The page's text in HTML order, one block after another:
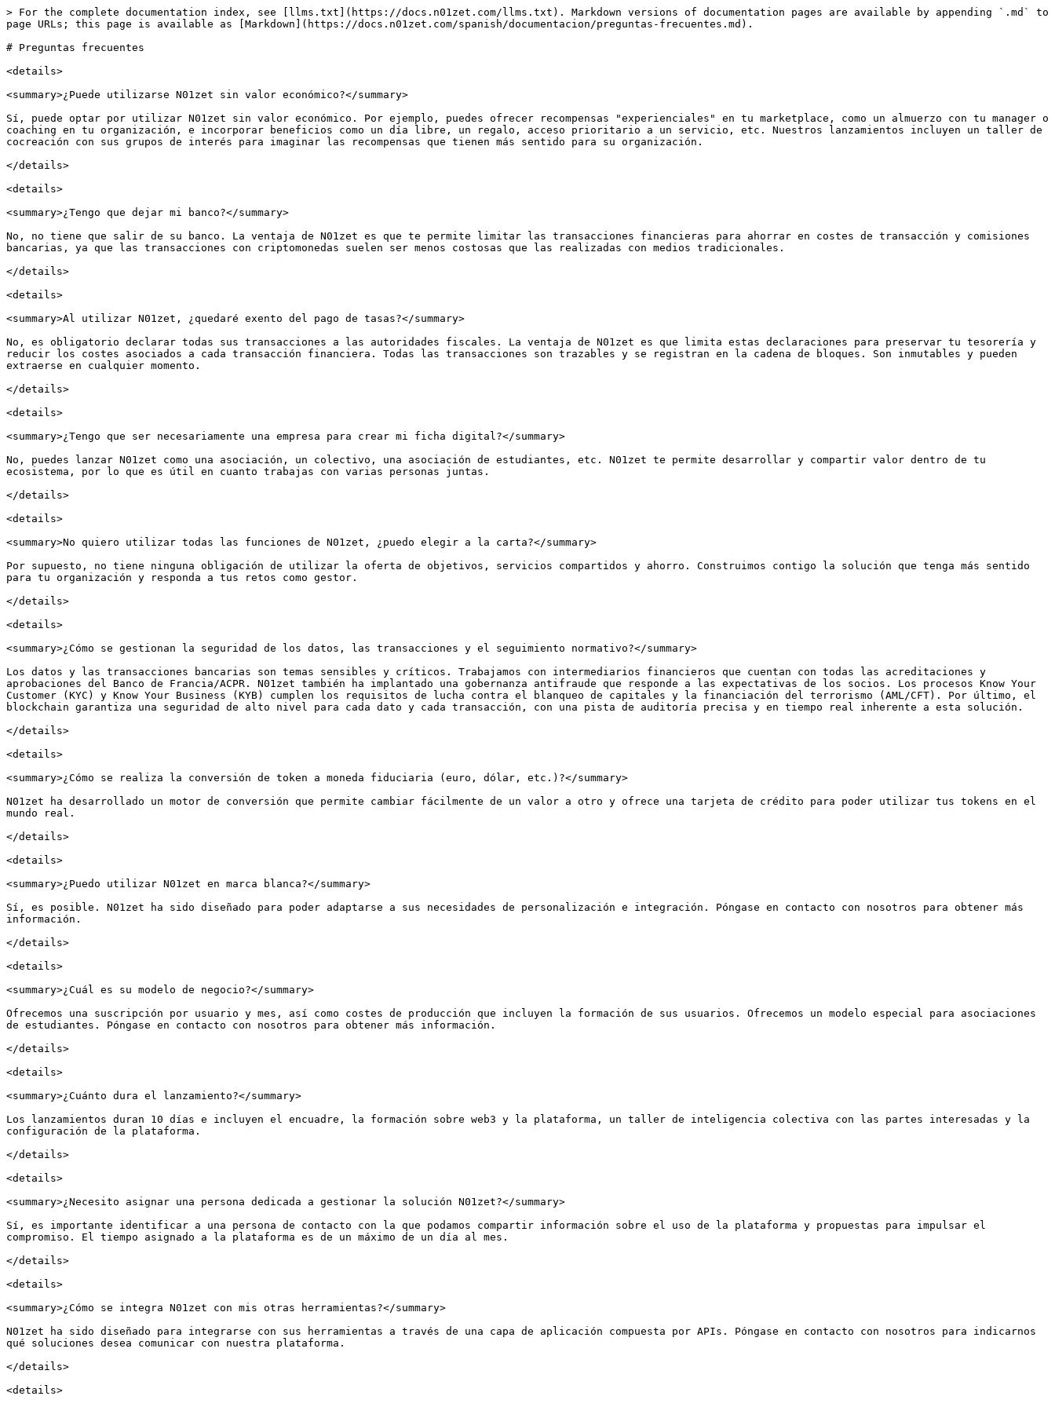
> For the complete documentation index, see [llms.txt](https://docs.n01zet.com/llms.txt). Markdown versions of documentation pages are available by appending `.md` to
page URLs; this page is available as [Markdown](https://docs.n01zet.com/spanish/documentacion/preguntas-frecuentes.md).
# Preguntas frecuentes
<details>
<summary>¿Puede utilizarse N01zet sin valor económico?</summary>
Sí, puede optar por utilizar N01zet sin valor económico. Por ejemplo, puedes ofrecer recompensas "experienciales" en tu marketplace, como un almuerzo con tu manager o
coaching en tu organización, e incorporar beneficios como un día libre, un regalo, acceso prioritario a un servicio, etc. Nuestros lanzamientos incluyen un taller de
cocreación con sus grupos de interés para imaginar las recompensas que tienen más sentido para su organización.
</details>
<details>
<summary>¿Tengo que dejar mi banco?</summary>
No, no tiene que salir de su banco. La ventaja de N01zet es que te permite limitar las transacciones financieras para ahorrar en costes de transacción y comisiones
bancarias, ya que las transacciones con criptomonedas suelen ser menos costosas que las realizadas con medios tradicionales.
</details>
<details>
<summary>Al utilizar N01zet, ¿quedaré exento del pago de tasas?</summary>
No, es obligatorio declarar todas sus transacciones a las autoridades fiscales. La ventaja de N01zet es que limita estas declaraciones para preservar tu tesorería y
reducir los costes asociados a cada transacción financiera. Todas las transacciones son trazables y se registran en la cadena de bloques. Son inmutables y pueden
extraerse en cualquier momento.
</details>
<details>
<summary>¿Tengo que ser necesariamente una empresa para crear mi ficha digital?</summary>
No, puedes lanzar N01zet como una asociación, un colectivo, una asociación de estudiantes, etc. N01zet te permite desarrollar y compartir valor dentro de tu
ecosistema, por lo que es útil en cuanto trabajas con varias personas juntas.
</details>
<details>
<summary>No quiero utilizar todas las funciones de N01zet, ¿puedo elegir a la carta?</summary>
Por supuesto, no tiene ninguna obligación de utilizar la oferta de objetivos, servicios compartidos y ahorro. Construimos contigo la solución que tenga más sentido
para tu organización y responda a tus retos como gestor.
</details>
<details>
<summary>¿Cómo se gestionan la seguridad de los datos, las transacciones y el seguimiento normativo?</summary>
Los datos y las transacciones bancarias son temas sensibles y críticos. Trabajamos con intermediarios financieros que cuentan con todas las acreditaciones y
aprobaciones del Banco de Francia/ACPR. N01zet también ha implantado una gobernanza antifraude que responde a las expectativas de los socios. Los procesos Know Your
Customer (KYC) y Know Your Business (KYB) cumplen los requisitos de lucha contra el blanqueo de capitales y la financiación del terrorismo (AML/CFT). Por último, el
blockchain garantiza una seguridad de alto nivel para cada dato y cada transacción, con una pista de auditoría precisa y en tiempo real inherente a esta solución.
</details>
<details>
<summary>¿Cómo se realiza la conversión de token a moneda fiduciaria (euro, dólar, etc.)?</summary>
N01zet ha desarrollado un motor de conversión que permite cambiar fácilmente de un valor a otro y ofrece una tarjeta de crédito para poder utilizar tus tokens en el
mundo real.
</details>
<details>
<summary>¿Puedo utilizar N01zet en marca blanca?</summary>
Sí, es posible. N01zet ha sido diseñado para poder adaptarse a sus necesidades de personalización e integración. Póngase en contacto con nosotros para obtener más
información.
</details>
<details>
<summary>¿Cuál es su modelo de negocio?</summary>
Ofrecemos una suscripción por usuario y mes, así como costes de producción que incluyen la formación de sus usuarios. Ofrecemos un modelo especial para asociaciones
de estudiantes. Póngase en contacto con nosotros para obtener más información.
</details>
<details>
<summary>¿Cuánto dura el lanzamiento?</summary>
Los lanzamientos duran 10 días e incluyen el encuadre, la formación sobre web3 y la plataforma, un taller de inteligencia colectiva con las partes interesadas y la
configuración de la plataforma.
</details>
<details>
<summary>¿Necesito asignar una persona dedicada a gestionar la solución N01zet?</summary>
Sí, es importante identificar a una persona de contacto con la que podamos compartir información sobre el uso de la plataforma y propuestas para impulsar el
compromiso. El tiempo asignado a la plataforma es de un máximo de un día al mes.
</details>
<details>
<summary>¿Cómo se integra N01zet con mis otras herramientas?</summary>
N01zet ha sido diseñado para integrarse con sus herramientas a través de una capa de aplicación compuesta por APIs. Póngase en contacto con nosotros para indicarnos
qué soluciones desea comunicar con nuestra plataforma.
</details>
<details>